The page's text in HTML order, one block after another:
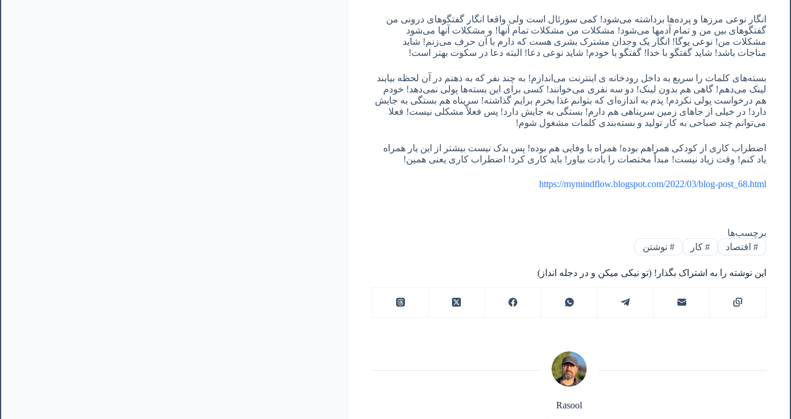
انگار نوعی مرزها و پرده‌ها برداشته می‌شود! کمی سورئال است ولی واقعا انگار گفتگوهای درونی من
گفتگوهای بین من و تمام آدمها می‌شود! مشکلات من مشکلات تمام آنها! و مشکلات آنها می‌شود
مشکلات من! نوعی یوگا! انگار یک وجدان مشترک بشری هست که دارم با آن حرف می‌زنم! شاید
مناجات باشد! شاید گفتگو با خدا! گفتگو با خودم! شاید نوعی دعا! البته دعا در سکوت بهتر است!
بسته‌های کلمات را سریع به داخل رودخانه ‌ی اینترنت می‌اندازم! به چند نفر که به ذهنم در آن لحظه بیایند
لینک می‌دهم! گاهی هم بدون لینک! دو سه نفری می‌خوانند! کسی برای این بسته‌ها پولی نمی‌دهد! خودم
هم درخواست پولی نکردم! پدم به اندازه‌ای که بتوانم غذا بخرم برایم گذاشته! سرپناه هم بستگی به جایش
دارد! در خیلی از جاهای زمین سرپناهی هم دارم! بستگی به جایش دارد! پس فعلاً مشکلی نیست! فعلا
می‌توانم چند صباحی به کار تولید و بسته‌بندی کلمات مشغول شوم!
اضطراب کاری از کودکی همراهم بوده! همراه با وفایی هم بوده! پس بدک نیست بیشتر از این یار همراه
یاد کنم! وقت زیاد نیست! مبدأ مختصات را یادت بیاور! باید کاری کرد! اضطراب کاری یعنی همین!
https://mymindflow.blogspot.com/2022/03/blog-post_68.html
برچسب‌ها
#اقتصاد #کار #نوشتن
این نوشته را به اشتراک بگذار! (تو نیکی میکن و در دجله انداز)
Rasool